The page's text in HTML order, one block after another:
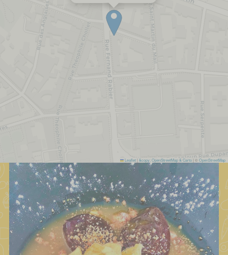
Leaflet &copy; OpenStreetMap & Carto | ©OpenStreetMap